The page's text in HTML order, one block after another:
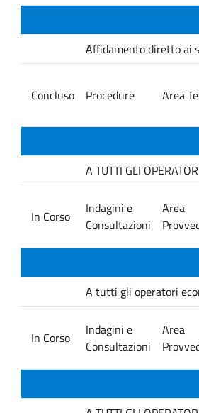
Affidamento diretto ai
Concluso Procedure Area
A TUTTI GLI
In Corso
Indagini e
Consultazioni
Area
A tutti gli operatori
In Corso
Indagini e
Consultazioni
Area